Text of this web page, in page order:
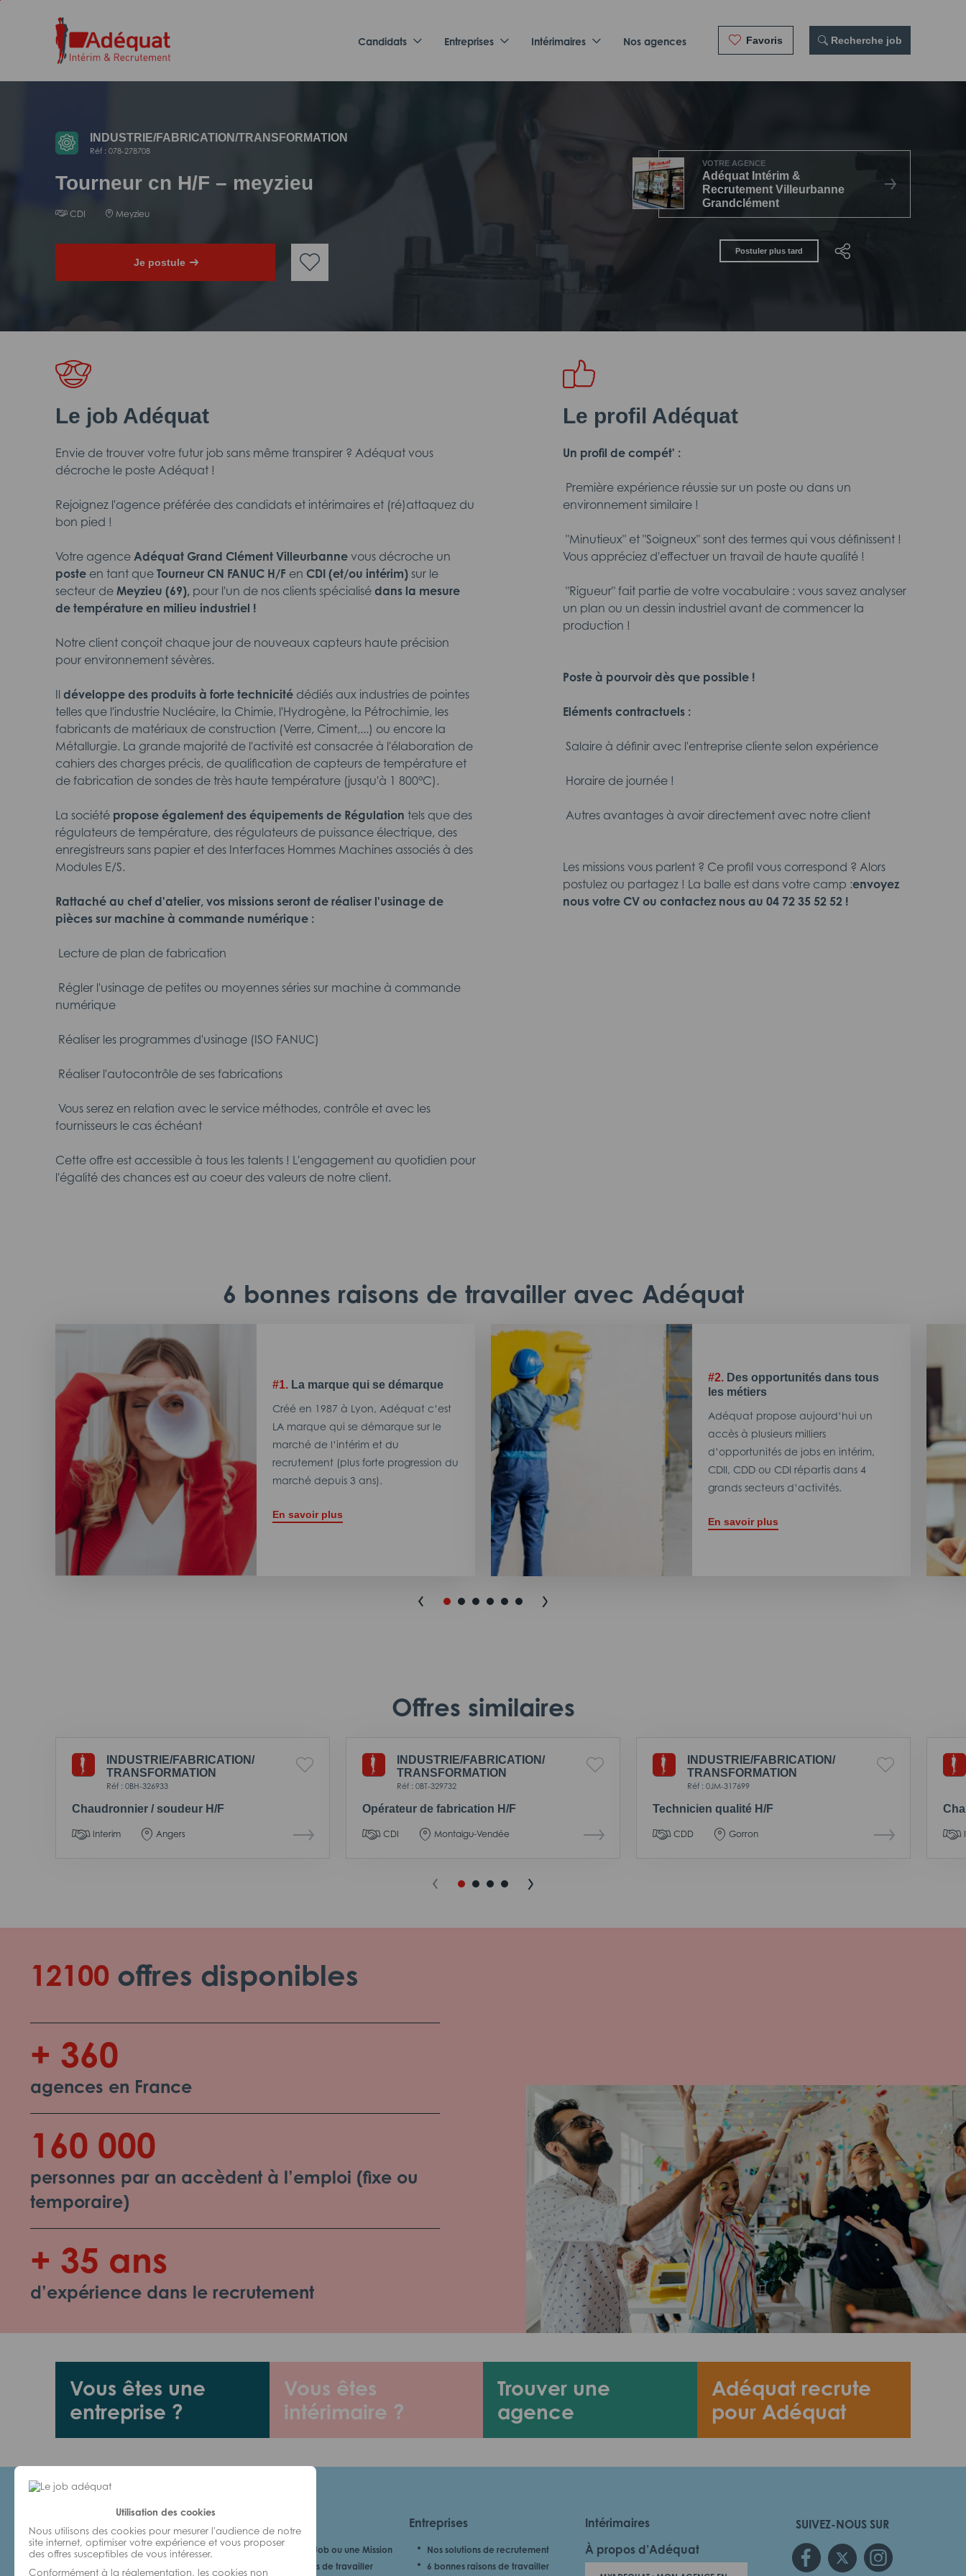
Utilisation des cookies
Nous utilisons des cookies pour mesurer l'audience de notre
site internet, optimiser votre expérience et vous proposer
des offres susceptibles de vous intéresser.
Conformément à la réglementation, les cookies non
navigation
Candidats Entreprises Intérimaires Nos agences Favoris Recherche job
INDUSTRIE/FABRICATION/TRANSFORMATION
Réf : 078-278708
Tourneur cn H/F – meyzieu
CDI Meyzieu
Je postule
VOTRE AGENCE
Adéquat Intérim &
Recrutement Villeurbanne
Grandclément
Postuler plus tard
Le job Adéquat
Envie de trouver votre futur job sans même transpirer ? Adéquat vous
décroche le poste Adéquat !
Rejoignez l'agence préférée des candidats et intérimaires et (ré)attaquez du
bon pied !
Votre agence Adéquat Grand Clément Villeurbanne vous décroche un
poste en tant que Tourneur CN FANUC H/F en CDI (et/ou intérim) sur le
secteur de Meyzieu (69), pour l'un de nos clients spécialisé dans la mesure
de température en milieu industriel !
Notre client conçoit chaque jour de nouveaux capteurs haute précision
pour environnement sévères.
Il développe des produits à forte technicité dédiés aux industries de pointes
telles que l'industrie Nucléaire, la Chimie, l'Hydrogène, la Pétrochimie, les
fabricants de matériaux de construction (Verre, Ciment,...) ou encore la
Métallurgie. La grande majorité de l'activité est consacrée à l'élaboration de
cahiers des charges précis, de qualification de capteurs de température et
de fabrication de sondes de très haute température (jusqu'à 1 800°C).
La société propose également des équipements de Régulation tels que des
régulateurs de température, des régulateurs de puissance électrique, des
enregistreurs sans papier et des Interfaces Hommes Machines associés à des
Modules E/S.
Rattaché au chef d'atelier, vos missions seront de réaliser l'usinage de
pièces sur machine à commande numérique :
 Lecture de plan de fabrication
 Régler l'usinage de petites ou moyennes séries sur machine à commande
numérique
 Réaliser les programmes d'usinage (ISO FANUC)
 Réaliser l'autocontrôle de ses fabrications
 Vous serez en relation avec le service méthodes, contrôle et avec les
fournisseurs le cas échéant
Cette offre est accessible à tous les talents ! L'engagement au quotidien pour
l'égalité des chances est au coeur des valeurs de notre client.
Le profil Adéquat
Un profil de compét' :
 Première expérience réussie sur un poste ou dans un
environnement similaire !
 "Minutieux" et "Soigneux" sont des termes qui vous définissent !
Vous appréciez d'effectuer un travail de haute qualité !
 "Rigueur" fait partie de votre vocabulaire : vous savez analyser
un plan ou un dessin industriel avant de commencer la
production !
Poste à pourvoir dès que possible !
Eléments contractuels :
 Salaire à définir avec l'entreprise cliente selon expérience
Horaire de journée !
Autres avantages à avoir directement avec notre client
Les missions vous parlent ? Ce profil vous correspond ? Alors
postulez ou partagez ! La balle est dans votre camp :envoyez
nous votre CV ou contactez nous au 04 72 35 52 52 !
6 bonnes raisons de travailler avec Adéquat
#1. La marque qui se démarque
Créé en 1987 à Lyon, Adéquat c’est
LA marque qui se démarque sur le
marché de l’intérim et du
recrutement (plus forte progression du
marché depuis 3 ans).
En savoir plus
#2. Des opportunités dans tous
les métiers
Adéquat propose aujourd’hui un
accès à plusieurs milliers
d’opportunités de jobs en intérim,
CDII, CDD ou CDI répartis dans 4
grands secteurs d’activités.
En savoir plus
Offres similaires
INDUSTRIE/FABRICATION/
TRANSFORMATION
Réf : 0BH-326933
Chaudronnier / soudeur H/F
Interim Angers
INDUSTRIE/FABRICATION/
TRANSFORMATION
Réf : 0BT-329732
Opérateur de fabrication H/F
CDI Montaigu-Vendée
INDUSTRIE/FABRICATION/
TRANSFORMATION
Réf : 0JM-317699
Technicien qualité H/F
CDD Gorron
12100 offres disponibles
+ 360
agences en France
160 000
personnes par an accèdent à l’emploi (fixe ou
temporaire)
+ 35 ans
d’expérience dans le recrutement
Vous êtes une
entreprise ?
Vous êtes
intérimaire ?
Trouver une
agence
Adéquat recrute
pour Adéquat
SUIVEZ-NOUS SUR
Je cherche un Job ou une Mission
6 bonnes raisons de travailler
Entreprises
Nos solutions de recrutement
6 bonnes raisons de travailler
Intérimaires
À propos d’Adéquat